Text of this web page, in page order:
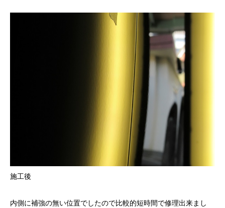
施工後
内側に補強の無い位置でしたので比較的短時間で修理出来まし